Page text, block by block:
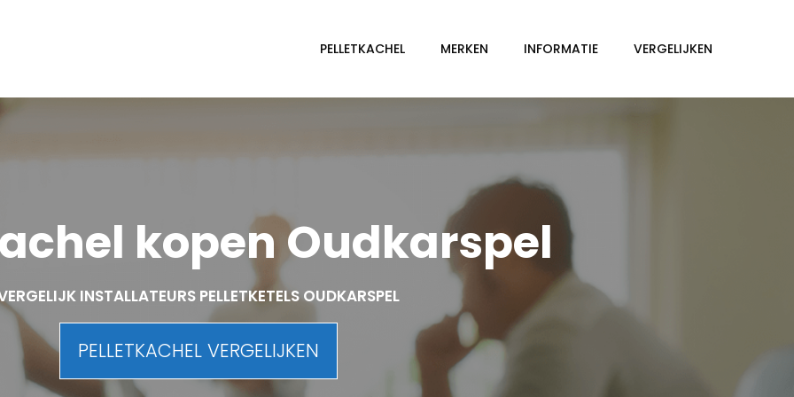
PELLETKACHEL MERKEN INFORMATIE VERGELIJKEN
kopen Oudkarspel
INSTALLATEURS PELLETKETELS OUDKARSPEL
PELLETKACHEL VERGELIJKEN